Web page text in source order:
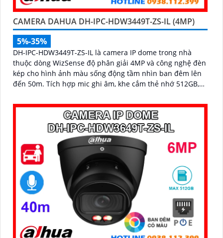
CAMERA DAHUA DH-IPC-HDW3449T-ZS-IL (4MP)
5%-35%
DH-IPC-HDW3449T-ZS-IL là camera IP dome trong nhà
thuộc dòng WizSense độ phân giải 4MP và công nghệ đèn
kép cho hình ảnh màu sống động tầm nhìn ban đêm lên
đến 50m. Tích hợp mic ghi âm, khe cắm thẻ nhớ 512GB,
phương tiện, camera mang đến giải pháp giám sát an
ninh thông minh, hiệu quả phù hợp lắp đặt tại gia đình,
văn phòng